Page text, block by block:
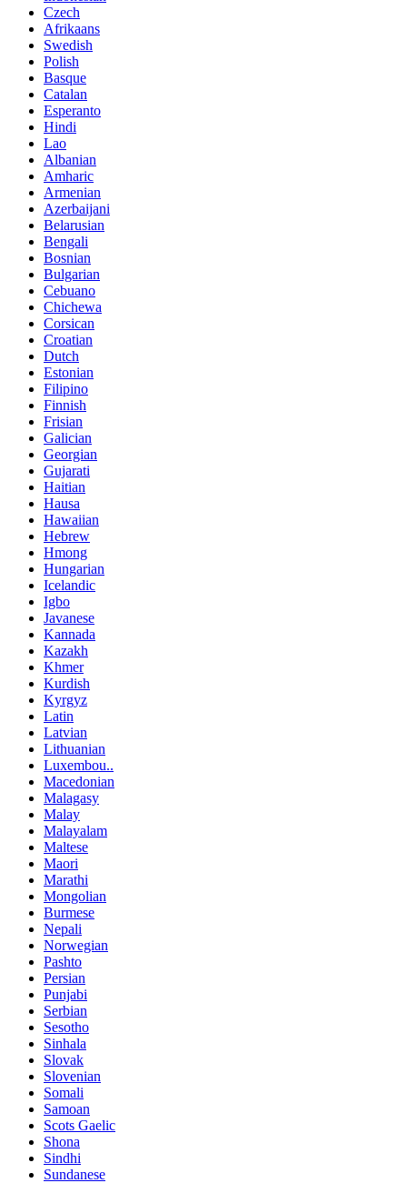
Czech
Afrikaans
Swedish
Polish
Basque
Catalan
Esperanto
Hindi
Lao
Albanian
Amharic
Armenian
Azerbaijani
Belarusian
Bengali
Bosnian
Bulgarian
Cebuano
Chichewa
Corsican
Croatian
Dutch
Estonian
Filipino
Finnish
Frisian
Galician
Georgian
Gujarati
Haitian
Hausa
Hawaiian
Hebrew
Hmong
Hungarian
Icelandic
Igbo
Javanese
Kannada
Kazakh
Khmer
Kurdish
Kyrgyz
Latin
Latvian
Lithuanian
Luxembou..
Macedonian
Malagasy
Malay
Malayalam
Maltese
Maori
Marathi
Mongolian
Burmese
Nepali
Norwegian
Pashto
Persian
Punjabi
Serbian
Sesotho
Sinhala
Slovak
Slovenian
Somali
Samoan
Scots Gaelic
Shona
Sindhi
Sundanese